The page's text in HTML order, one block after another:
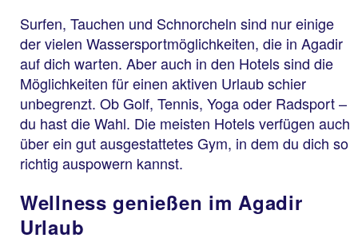
Surfen, Tauchen und Schnorcheln sind nur einige
der vielen Wassersportmöglichkeiten, die in Agadir
auf dich warten. Aber auch in den Hotels sind die
Möglichkeiten für einen aktiven Urlaub schier
unbegrenzt. Ob Golf, Tennis, Yoga oder Radsport –
du hast die Wahl. Die meisten Hotels verfügen auch
über ein gut ausgestattetes Gym, in dem du dich so
richtig auspowern kannst.
Wellness genießen im Agadir
Urlaub